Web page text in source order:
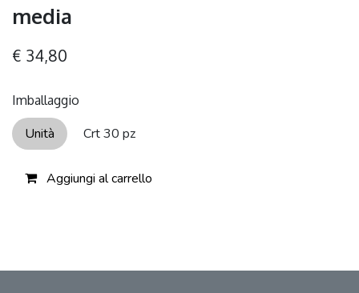
media
€ 34,80
Imballaggio
Unità Crt 30 pz
Aggiungi al carrello